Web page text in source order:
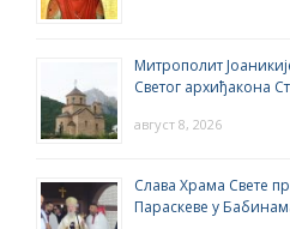
Митрополит
Светог архиђакона
август 8, 2026
Слава Храма Свете
Параскеве у